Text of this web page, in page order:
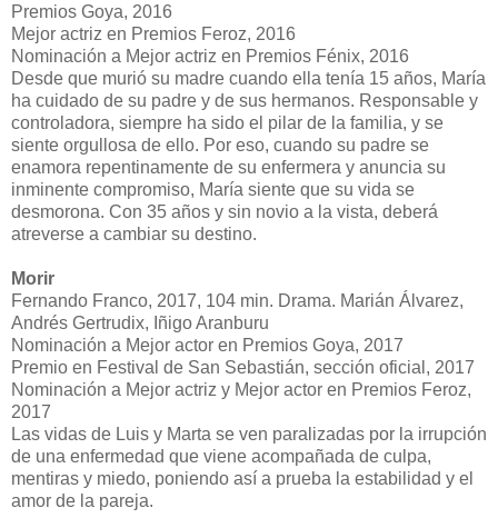
Premios Goya, 2016
Mejor actriz en Premios Feroz, 2016
Nominación a Mejor actriz en Premios Fénix, 2016
Desde que murió su madre cuando ella tenía 15 años, María
ha cuidado de su padre y de sus hermanos. Responsable y
controladora, siempre ha sido el pilar de la familia, y se
siente orgullosa de ello. Por eso, cuando su padre se
enamora repentinamente de su enfermera y anuncia su
inminente compromiso, María siente que su vida se
desmorona. Con 35 años y sin novio a la vista, deberá
atreverse a cambiar su destino.
Morir
Fernando Franco, 2017, 104 min. Drama. Marián Álvarez,
Andrés Gertrudix, Iñigo Aranburu
Nominación a Mejor actor en Premios Goya, 2017
Premio en Festival de San Sebastián, sección oficial, 2017
Nominación a Mejor actriz y Mejor actor en Premios Feroz,
2017
Las vidas de Luis y Marta se ven paralizadas por la irrupción
de una enfermedad que viene acompañada de culpa,
mentiras y miedo, poniendo así a prueba la estabilidad y el
amor de la pareja.